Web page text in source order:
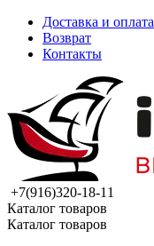
Доставка и оплата
Возврат
Контакты
+7(916)320-18-11
Каталог товаров
Каталог товаров